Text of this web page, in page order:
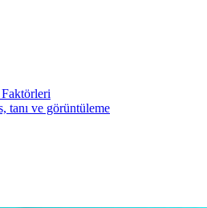
tanı ve görüntüleme